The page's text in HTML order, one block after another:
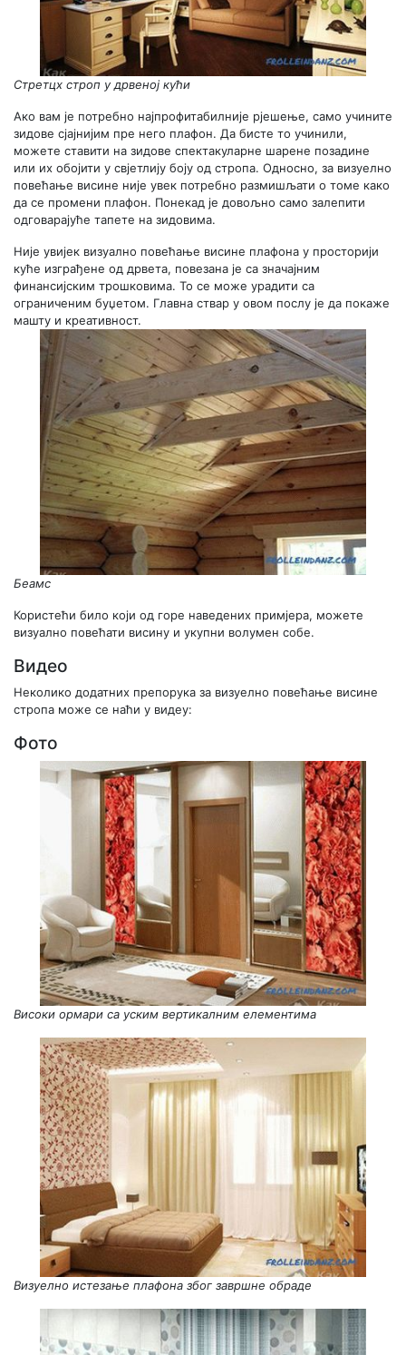
Стретцх строп у дрвеној кући
Ако вам је потребно најпрофитабилније рјешење, само учините
зидове сјајнијим пре него плафон. Да бисте то учинили,
можете ставити на зидове спектакуларне шарене позадине
или их обојити у свјетлију боју од стропа. Односно, за визуелно
повећање висине није увек потребно размишљати о томе како
да се промени плафон. Понекад је довољно само залепити
одговарајуће тапете на зидовима.
Није увијек визуално повећање висине плафона у просторији
куће изграђене од дрвета, повезана је са значајним
финансијским трошковима. То се може урадити са
ограниченим буџетом. Главна ствар у овом послу је да покаже
машту и креативност.
Беамс
Користећи било који од горе наведених примјера, можете
визуално повећати висину и укупни волумен собе.
Видео
Неколико додатних препорука за визуелно повећање висине
стропа може се наћи у видеу:
Фото
Високи ормари са уским вертикалним елементима
Визуелно истезање плафона због завршне обраде